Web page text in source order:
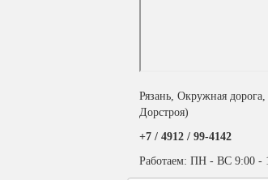
Рязань, Окружная
Дорстроя)
+7 / 4912 / 99-4142
Работаем: ПН - ВС 9:00 -